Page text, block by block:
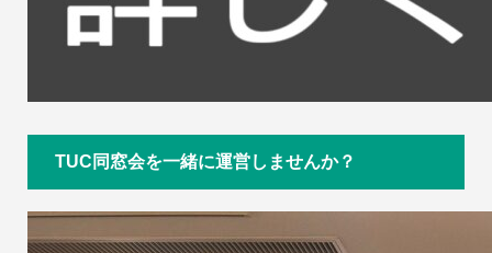
TUC同窓会を一緒に運営しませんか？